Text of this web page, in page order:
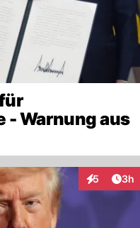
Warnung aus
5 3h